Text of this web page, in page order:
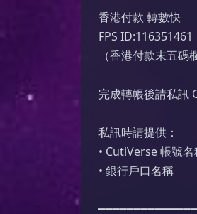
香港付款 轉數快
FPS ID:116351461
（香港付款末五碼
完成轉帳後請私訊
私訊時請提供：
• CutiVerse 帳號
• 銀行戶口名稱
━━━━━━━━━━━━━━